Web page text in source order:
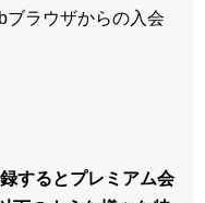
ブラウザからの入会
するとプレミアム会